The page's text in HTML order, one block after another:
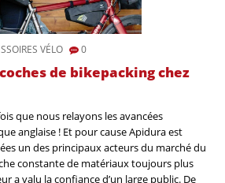
VÉLO 0
de bikepacking chez
que nous relayons les avancées
anglaise ! Et pour cause Apidura est
un des principaux acteurs du marché du
constante de matériaux toujours plus
a valu la confiance d’un large public. De